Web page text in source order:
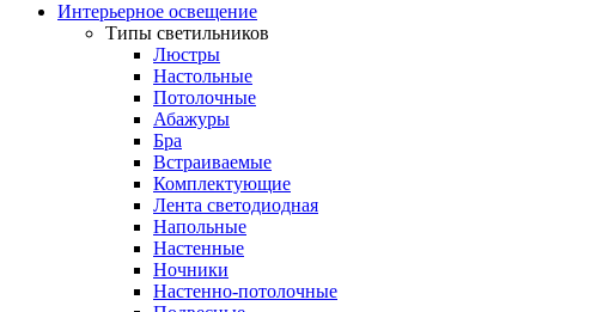
Интерьерное освещение
Типы светильников
Люстры
Настольные
Потолочные
Абажуры
Бра
Встраиваемые
Комплектующие
Лента светодиодная
Напольные
Настенные
Ночники
Настенно-потолочные